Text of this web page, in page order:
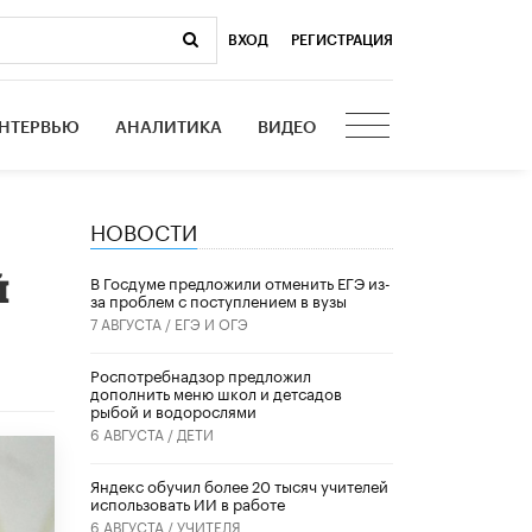
ВХОД РЕГИСТРАЦИЯ
АНАЛИТИКА ВИДЕО
НОВОСТИ
В Госдуме предложили отменить ЕГЭ из-
за проблем с поступлением в вузы
7 АВГУСТА / ЕГЭ И ОГЭ
Роспотребнадзор предложил
дополнить меню школ и детсадов
рыбой и водорослями
6 АВГУСТА / ДЕТИ
​Яндекс обучил более 20 тысяч учителей
использовать ИИ в работе
6 АВГУСТА /УЧИТЕЛЯ